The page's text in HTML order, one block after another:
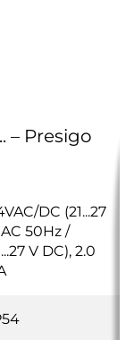
– Presigo
DC (21...27
50Hz /
V DC), 2.0